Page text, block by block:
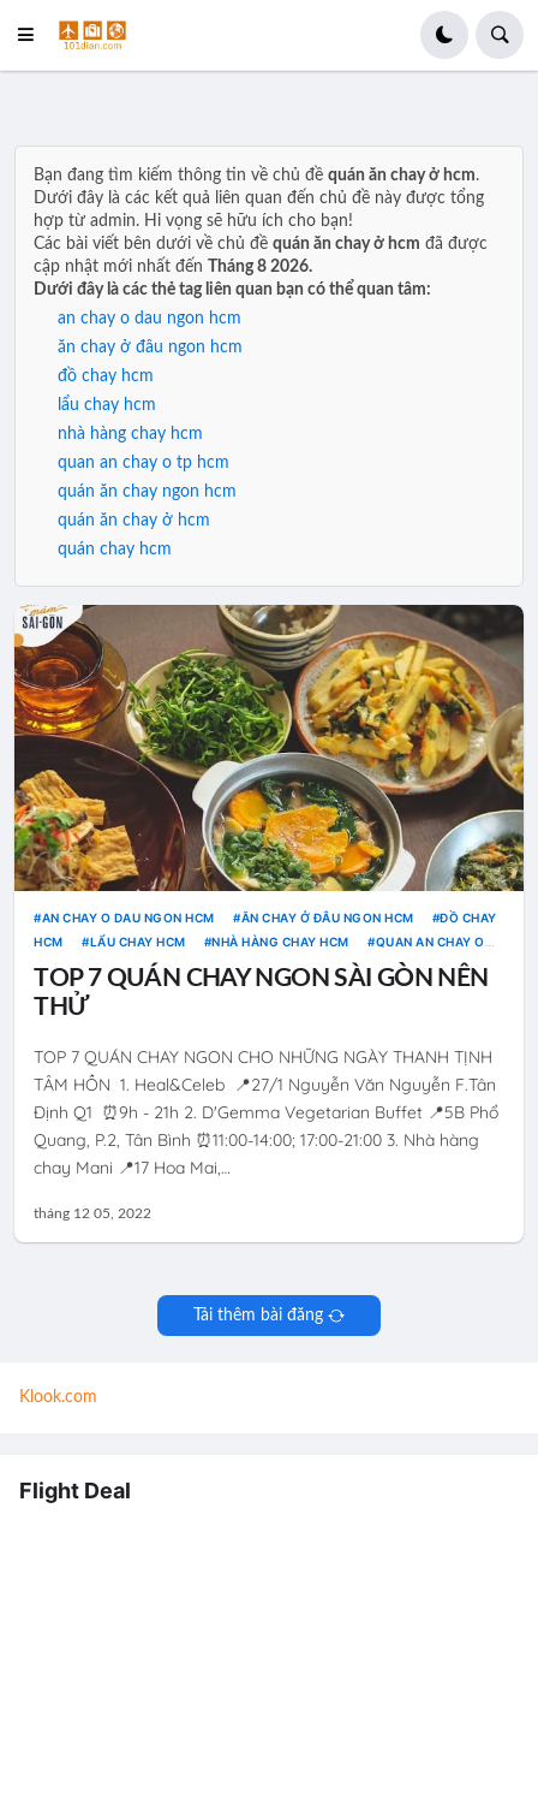
Bạn đang tìm kiếm thông tin về chủ đềquán ăn chay ở hcm.
Dưới đây là các kết quả liên quan đến chủ đề này được tổng
hợp từ admin. Hi vọng sẽ hữu ích cho bạn!
Các bài viết bên dưới về chủ đềquán ăn chay ở hcm đã được
cập nhật mới nhất đếnTháng 8 2026.
Dưới đây là các thẻ tag liên quan bạn có thể quan tâm:
an chay o dau ngon hcm
ăn chay ở đâu ngon hcm
đồ chay hcm
lẩu chay hcm
nhà hàng chay hcm
quan an chay o tp hcm
quán ăn chay ngon hcm
quán ăn chay ở hcm
quán chay hcm
AN CHAY O DAU NGON HCM ĂN CHAY Ở ĐÂU NGON HCM
ĐỒ CHAY
HCM
LẨU CHAY HCM NHÀ HÀNG CHAY HCM
QUAN AN CHAY O
TP HCM
QUÁN ĂN CHAY NGON HCM
QUÁN ĂN CHAY Ở HCM
QUÁN CHAY HCM
TOP 7 QUÁN CHAY NGON SÀI GÒN NÊN
THỬ
TOP 7 QUÁN CHAY NGON CHO NHỮNG NGÀY THANH TỊNH
TÂM HỒN 1. Heal&Celeb 📍27/1 Nguyễn Văn Nguyễn F.Tân
Định Q1 ⏰9h - 21h 2. D'Gemma Vegetarian Buffet 📍5B Phổ
Quang, P.2, Tân Bình ⏰11:00-14:00; 17:00-21:00 3. Nhà hàng
chay Mani 📍17 Hoa Mai,…
tháng 12 05, 2022
Tải thêm bài đăng
Klook.com
Flight Deal